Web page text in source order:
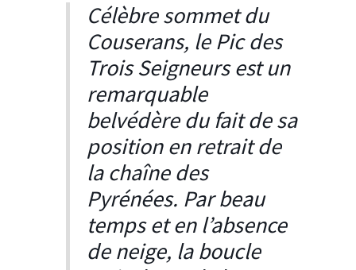
Célèbre sommet du
Couserans, le Pic des
Trois Seigneurs est un
remarquable
belvédère du fait de sa
position en retrait de
la chaîne des
Pyrénées. Par beau
temps et en l’absence
de neige, la boucle